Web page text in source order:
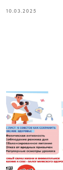
10.03.2025